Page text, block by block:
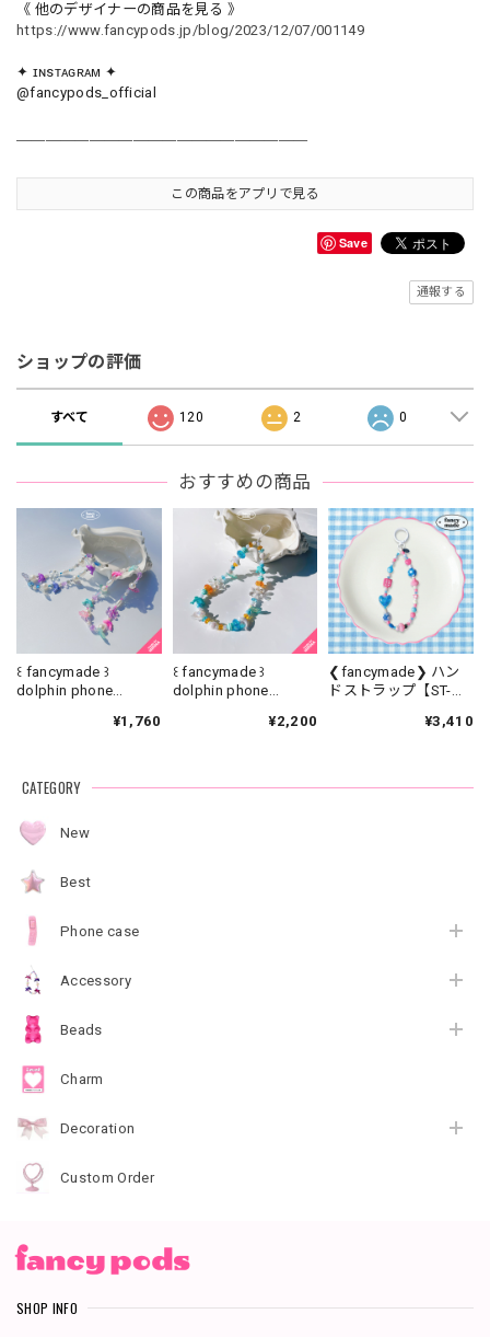
《 他のデザイナーの商品を見る 》
https://www.fancypods.jp/blog/2023/12/07/001149
✦ ɪɴsᴛᴀɢʀᴀᴍ ✦
@fancypods_official
この商品をアプリで見る
Save
通報する
ショップの評価
すべて 120 2 0
おすすめの商品
꒰ fancymade ꒱
dolphin phone
¥1,760
꒰ fancymade ꒱
dolphin phone
¥2,200
❮fancymade❯ ハン
ドストラップ【ST-
¥3,410
CATEGORY
New
Best
Phone case
Accessory
Beads
Charm
Decoration
Custom Order
SHOP INFO